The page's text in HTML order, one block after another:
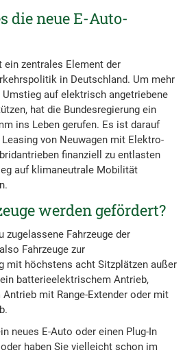
die neue E-Auto-
zentrales Element der
in Deutschland. Um mehr
auf elektrisch angetriebene
hat die Bundesregierung ein
ins Leben gerufen. Es ist darauf
von Neuwagen mit Elektro-
finanziell zu entlasten
auf klimaneutrale Mobilität
werden gefördert?
zugelassene Fahrzeuge der
Fahrzeuge zur
mit höchstens acht Sitzplätzen außer
batterieelektrischem Antrieb,
mit Range-Extender oder mit
neues E-Auto oder einen Plug-In
haben Sie vielleicht schon im